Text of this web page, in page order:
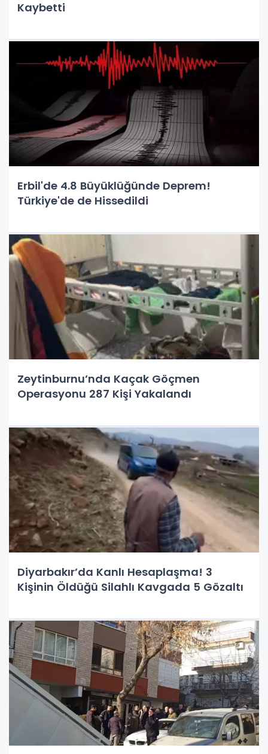
Kaybetti
Erbil'de 4.8 Büyüklüğünde Deprem!
Türkiye'de de Hissedildi
Zeytinburnu’nda Kaçak Göçmen
Operasyonu 287 Kişi Yakalandı
Diyarbakır’da Kanlı Hesaplaşma! 3
Kişinin Öldüğü Silahlı Kavgada 5 Gözaltı